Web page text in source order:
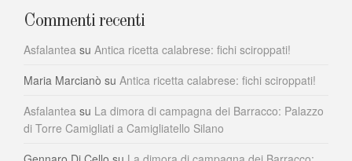
Commenti recenti
Asfalantea su Antica ricetta calabrese: fichi sciroppati!
Maria Marcianò su Antica ricetta calabrese: fichi sciroppati!
Asfalantea su La dimora di campagna dei Barracco: Palazzo
di Torre Camigliati a Camigliatello Silano